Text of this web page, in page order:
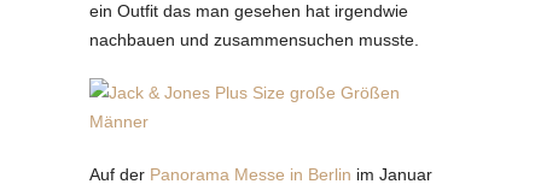
ein Outfit das man gesehen hat irgendwie
nachbauen und zusammensuchen musste.
Auf der Panorama Messe in Berlin im Januar